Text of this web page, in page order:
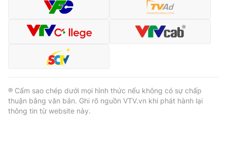
® Cấm sao chép dưới mọi hình thức nếu không có sự chấp
thuận bằng văn bản. Ghi rõ nguồn VTV.vn khi phát hành lại
thông tin từ website này.